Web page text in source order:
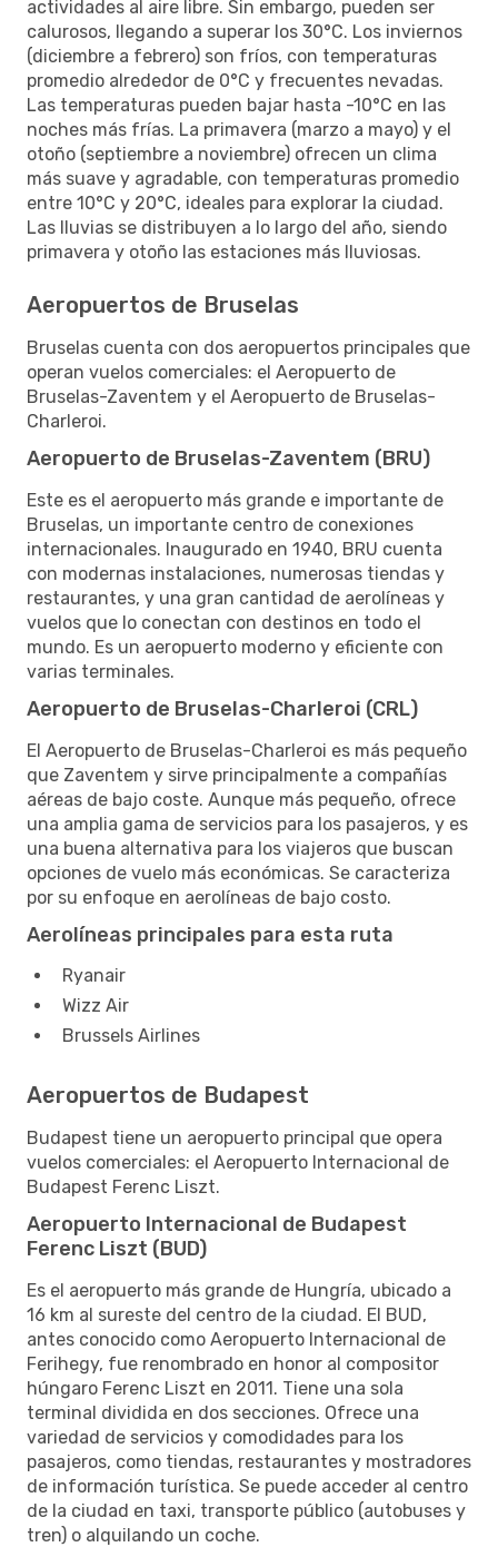
actividades al aire libre. Sin embargo, pueden ser
calurosos, llegando a superar los 30°C. Los inviernos
(diciembre a febrero) son fríos, con temperaturas
promedio alrededor de 0°C y frecuentes nevadas.
Las temperaturas pueden bajar hasta -10°C en las
noches más frías. La primavera (marzo a mayo) y el
otoño (septiembre a noviembre) ofrecen un clima
más suave y agradable, con temperaturas promedio
entre 10°C y 20°C, ideales para explorar la ciudad.
Las lluvias se distribuyen a lo largo del año, siendo
primavera y otoño las estaciones más lluviosas.
Aeropuertos de Bruselas
Bruselas cuenta con dos aeropuertos principales que
operan vuelos comerciales: el Aeropuerto de
Bruselas-Zaventem y el Aeropuerto de Bruselas-
Charleroi.
Aeropuerto de Bruselas-Zaventem (BRU)
Este es el aeropuerto más grande e importante de
Bruselas, un importante centro de conexiones
internacionales. Inaugurado en 1940, BRU cuenta
con modernas instalaciones, numerosas tiendas y
restaurantes, y una gran cantidad de aerolíneas y
vuelos que lo conectan con destinos en todo el
mundo. Es un aeropuerto moderno y eficiente con
varias terminales.
Aeropuerto de Bruselas-Charleroi (CRL)
El Aeropuerto de Bruselas-Charleroi es más pequeño
que Zaventem y sirve principalmente a compañías
aéreas de bajo coste. Aunque más pequeño, ofrece
una amplia gama de servicios para los pasajeros, y es
una buena alternativa para los viajeros que buscan
opciones de vuelo más económicas. Se caracteriza
por su enfoque en aerolíneas de bajo costo.
Aerolíneas principales para esta ruta
Ryanair
Wizz Air
Brussels Airlines
Aeropuertos de Budapest
Budapest tiene un aeropuerto principal que opera
vuelos comerciales: el Aeropuerto Internacional de
Budapest Ferenc Liszt.
Aeropuerto Internacional de Budapest
Ferenc Liszt (BUD)
Es el aeropuerto más grande de Hungría, ubicado a
16 km al sureste del centro de la ciudad. El BUD,
antes conocido como Aeropuerto Internacional de
Ferihegy, fue renombrado en honor al compositor
húngaro Ferenc Liszt en 2011. Tiene una sola
terminal dividida en dos secciones. Ofrece una
variedad de servicios y comodidades para los
pasajeros, como tiendas, restaurantes y mostradores
de información turística. Se puede acceder al centro
de la ciudad en taxi, transporte público (autobuses y
tren) o alquilando un coche.